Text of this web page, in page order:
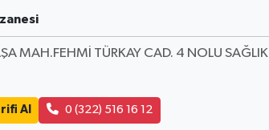
MAH.FEHMİ TÜRKAY CAD. 4 NOLU
Al 0 (322) 516 16 12